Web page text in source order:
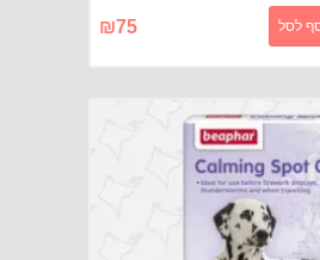
75
₪ לסל